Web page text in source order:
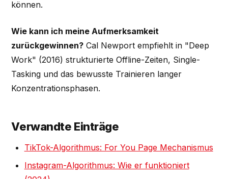
können.
Wie kann ich meine Aufmerksamkeit
zurückgewinnen? Cal Newport empfiehlt in "Deep
Work" (2016) strukturierte Offline-Zeiten, Single-
Tasking und das bewusste Trainieren langer
Konzentrationsphasen.
Verwandte Einträge
TikTok-Algorithmus: For You Page Mechanismus
Instagram-Algorithmus: Wie er funktioniert